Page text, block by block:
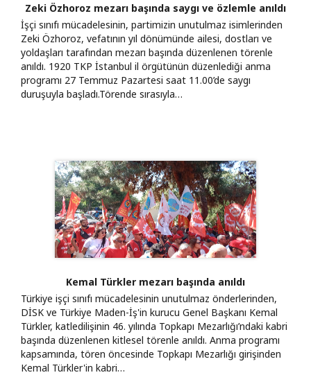
Zeki Özhoroz mezarı başında saygı ve özlemle anıldı
​İşçi sınıfı mücadelesinin, partimizin unutulmaz isimlerinden
Zeki Özhoroz, vefatının yıl dönümünde ailesi, dostları ve
yoldaşları tarafından mezarı başında düzenlenen törenle
anıldı. 1920 TKP İstanbul il örgütünün düzenlediği anma
programı 27 Temmuz Pazartesi saat 11.00’de saygı
duruşuyla başladı. ​Törende sırasıyla…
Kemal Türkler mezarı başında anıldı
​Türkiye işçi sınıfı mücadelesinin unutulmaz önderlerinden,
DİSK ve Türkiye Maden-İş'in kurucu Genel Başkanı Kemal
Türkler, katledilişinin 46. yılında Topkapı Mezarlığı’ndaki kabri
başında düzenlenen kitlesel törenle anıldı. Anma programı
kapsamında, tören öncesinde Topkapı Mezarlığı girişinden
Kemal Türkler'in kabri…